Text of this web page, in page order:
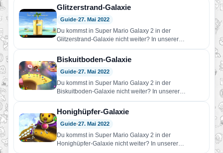
Glitzerstrand-Galaxie
Guide•27. Mai 2022
Du kommst in Super Mario Galaxy 2 in der
Glitzerstrand-Galaxie nicht weiter? In unserer
Komplettlösungen findest du Hilfe!…
Biskuitboden-Galaxie
Guide•27. Mai 2022
Du kommst in Super Mario Galaxy 2 in der
Biskuitboden-Galaxie nicht weiter? In unserer
Komplettlösungen findest du Hilfe!…
Honighüpfer-Galaxie
Guide•27. Mai 2022
Du kommst in Super Mario Galaxy 2 in der
Honighüpfer-Galaxie nicht weiter? In unserer